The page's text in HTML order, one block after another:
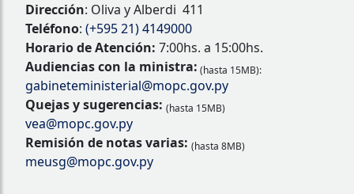
Dirección: Oliva y Alberdi 411
Teléfono: (+595 21) 4149000
Horario de Atención: 7:00hs. a 15:00hs.
Audiencias con la ministra: (hasta 15MB):
gabineteministerial@mopc.gov.py
Quejas y sugerencias: (hasta 15MB)
vea@mopc.gov.py
Remisión de notas varias: (hasta 8MB)
meusg@mopc.gov.py